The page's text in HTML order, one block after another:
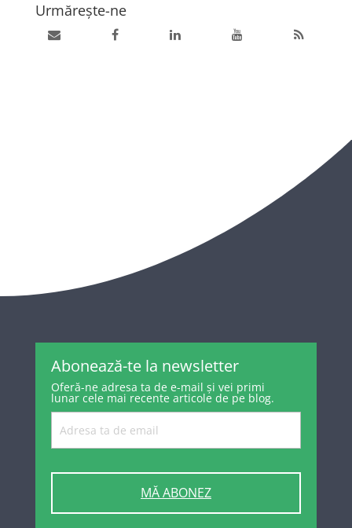
Urmărește-ne
Abonează-te la newsletter
Oferă-ne adresa ta de e-mail și vei primi
lunar cele mai recente articole de pe blog.
MĂ ABONEZ